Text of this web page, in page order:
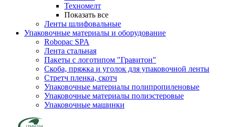
Техномелт
Показать все
Ленты шлифовальные
Упаковочные материалы и оборудование
Robopac SPA
Лента стальная
Пакеты с логотипом "Гравитон"
Скоба, пряжка и уголок для упаковочной ленты
Стретч пленка, скотч
Упаковочные материалы полипропиленовые
Упаковочные материалы полиэстеровые
Упаковочные машинки